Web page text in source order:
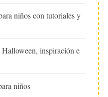
niños con tutoriales y
inspiración e
niños